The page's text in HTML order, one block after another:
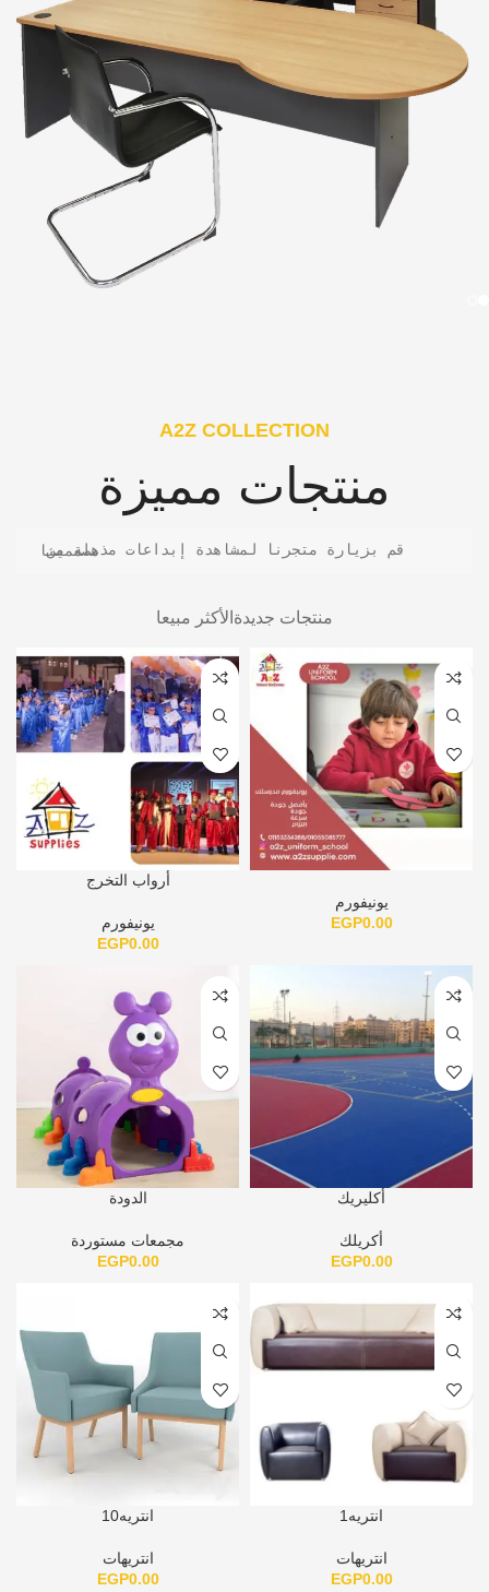
A2Z COLLECTION
منتجات مميزة
قم بزيارة متجرنا لمشاهدة إبداعات مذهلة من مصممينا
منتجات جديدة الأكثر مبيعا
يونيفورم
EGP0.00
أرواب التخرج
يونيفورم
EGP0.00
أكليريك
أكريلك
EGP0.00
الدودة
مجمعات مستوردة
EGP0.00
انتريه1
انتريهات
EGP0.00
انتريه10
انتريهات
EGP0.00